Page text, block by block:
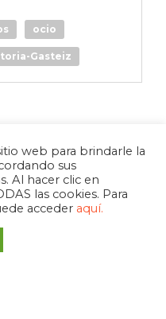
ocio
Gasteiz
web para brindarle la
sus
Al hacer clic en
las cookies. Para
acceder aquí.